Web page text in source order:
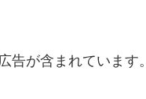
が含まれています。